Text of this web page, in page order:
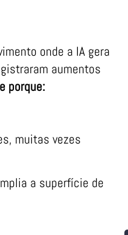
onde a IA gera
aumentos
porque:
muitas vezes
a superfície de